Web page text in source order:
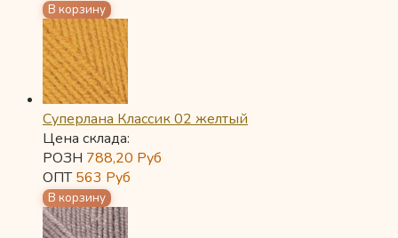
Суперлана Классик 02 желтый
Цена склада:
РОЗН 788,20 Руб
ОПТ563 Руб